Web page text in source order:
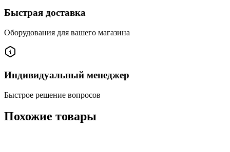
Быстрая доставка
Оборудования для вашего магазина
Индивидуальный менеджер
Быстрое решение вопросов
Похожие товары